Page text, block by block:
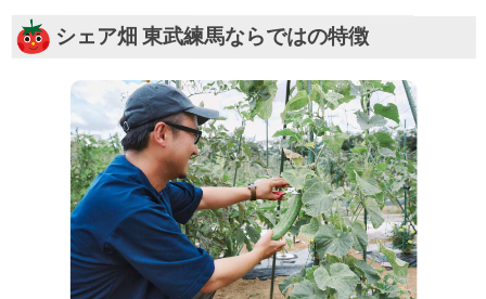
シェア畑 東武練馬ならではの特徴